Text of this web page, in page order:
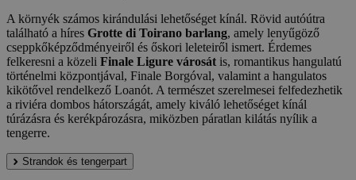
A környék számos kirándulási lehetőséget kínál. Rövid autóútra
található a híres Grotte di Toirano barlang, amely lenyűgöző
cseppkőképződményeiről és őskori leleteiről ismert. Érdemes
felkeresni a közeli Finale Ligure városát is, romantikus hangulatú
történelmi központjával, Finale Borgóval, valamint a hangulatos
kikötővel rendelkező Loanót. A természet szerelmesei felfedezhetik
a riviéra dombos hátországát, amely kiváló lehetőséget kínál
túrázásra és kerékpározásra, miközben páratlan kilátás nyílik a
tengerre.
Strandok és tengerpart